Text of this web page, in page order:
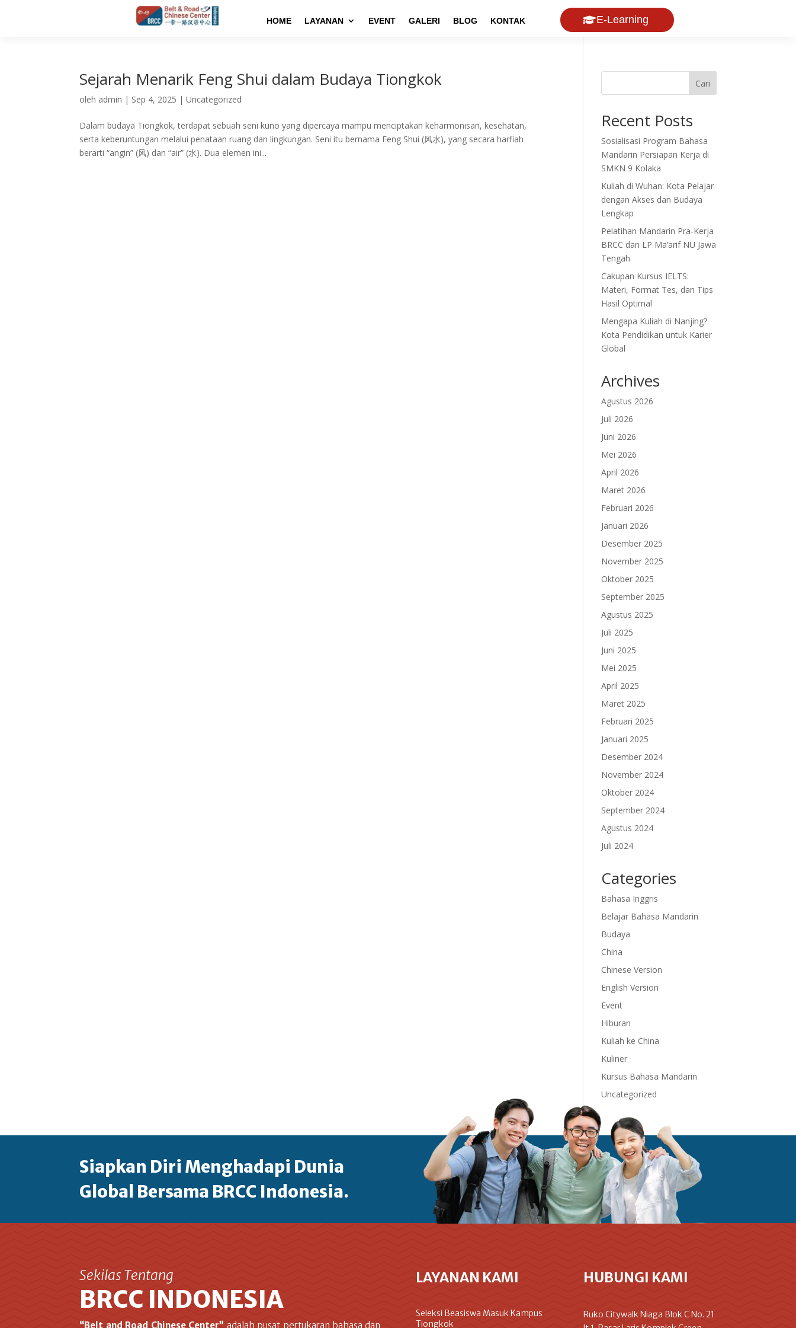
HOME LAYANAN EVENT GALERI BLOG KONTAK E-Learning
Sejarah Menarik Feng Shui dalam Budaya Tiongkok
oleh admin | Sep 4, 2025 |Uncategorized
Dalam budaya Tiongkok, terdapat sebuah seni kuno yang dipercaya mampu menciptakan keharmonisan, kesehatan,
serta keberuntungan melalui penataan ruang dan lingkungan. Seni itu bernama Feng Shui (风水), yang secara harfiah
berarti “angin” (风) dan “air” (水). Dua elemen ini...
Cari
Recent Posts
Sosialisasi Program Bahasa
Mandarin Persiapan Kerja di
SMKN 9 Kolaka
Kuliah di Wuhan: Kota Pelajar
dengan Akses dan Budaya
Lengkap
Pelatihan Mandarin Pra-Kerja
BRCC dan LP Ma’arif NU Jawa
Tengah
Cakupan Kursus IELTS:
Materi, Format Tes, dan Tips
Hasil Optimal
Mengapa Kuliah di Nanjing?
Kota Pendidikan untuk Karier
Global
Archives
Agustus 2026
Juli 2026
Juni 2026
Mei 2026
April 2026
Maret 2026
Februari 2026
Januari 2026
Desember 2025
November 2025
Oktober 2025
September 2025
Agustus 2025
Juli 2025
Juni 2025
Mei 2025
April 2025
Maret 2025
Februari 2025
Januari 2025
Desember 2024
November 2024
Oktober 2024
September 2024
Agustus 2024
Juli 2024
Categories
Bahasa Inggris
Belajar Bahasa Mandarin
Budaya
China
Chinese Version
English Version
Event
Hiburan
Kuliah ke China
Kuliner
Kursus Bahasa Mandarin
Uncategorized
Siapkan Diri Menghadapi Dunia
Global Bersama BRCC Indonesia.
Sekilas Tentang
BRCC INDONESIA
“Belt and Road Chinese Center” adalah pusat pertukaran bahasa dan
LAYANAN KAMI
Seleksi Beasiswa Masuk Kampus
Tiongkok
HUBUNGI KAMI
Ruko Citywalk Niaga Blok C No. 21